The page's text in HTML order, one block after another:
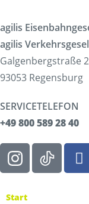
agilis
agilis
Galgenbergstraße
93053 Regensburg
SERVICETELEFON
+49 800 589 28 40
Start